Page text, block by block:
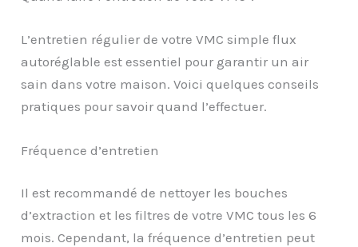
L’entretien régulier de votre VMC simple flux
autoréglable est essentiel pour garantir un air
sain dans votre maison. Voici quelques conseils
pratiques pour savoir quand l’effectuer.
Fréquence d’entretien
Il est recommandé de nettoyer les bouches
d’extraction et les filtres de votre VMC tous les 6
mois. Cependant, la fréquence d’entretien peut